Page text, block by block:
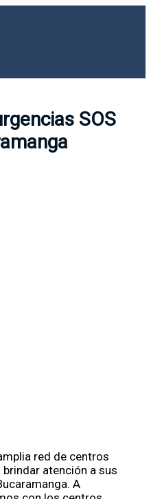
SOS
red de centros
atención a sus
A